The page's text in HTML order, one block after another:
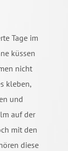
Tage im
küssen
nicht
kleben,
und
auf der
mit den
diese